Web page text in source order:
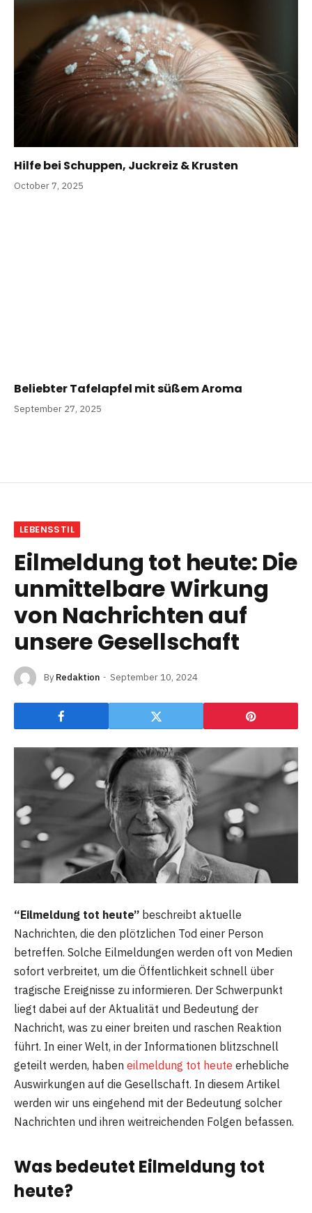
Hilfe bei Schuppen, Juckreiz & Krusten
October 7, 2025
Beliebter Tafelapfel mit süßem Aroma
September 27, 2025
LEBENSSTIL
Eilmeldung tot heute: Die
unmittelbare Wirkung
von Nachrichten auf
unsere Gesellschaft
By Redaktion September 10, 2024
“Eilmeldung tot heute” beschreibt aktuelle
Nachrichten, die den plötzlichen Tod einer Person
betreffen. Solche Eilmeldungen werden oft von Medien
sofort verbreitet, um die Öffentlichkeit schnell über
tragische Ereignisse zu informieren. Der Schwerpunkt
liegt dabei auf der Aktualität und Bedeutung der
Nachricht, was zu einer breiten und raschen Reaktion
führt. In einer Welt, in der Informationen blitzschnell
geteilt werden, haben eilmeldung tot heute erhebliche
Auswirkungen auf die Gesellschaft. In diesem Artikel
werden wir uns eingehend mit der Bedeutung solcher
Nachrichten und ihren weitreichenden Folgen befassen.
Was bedeutet Eilmeldung tot
heute?